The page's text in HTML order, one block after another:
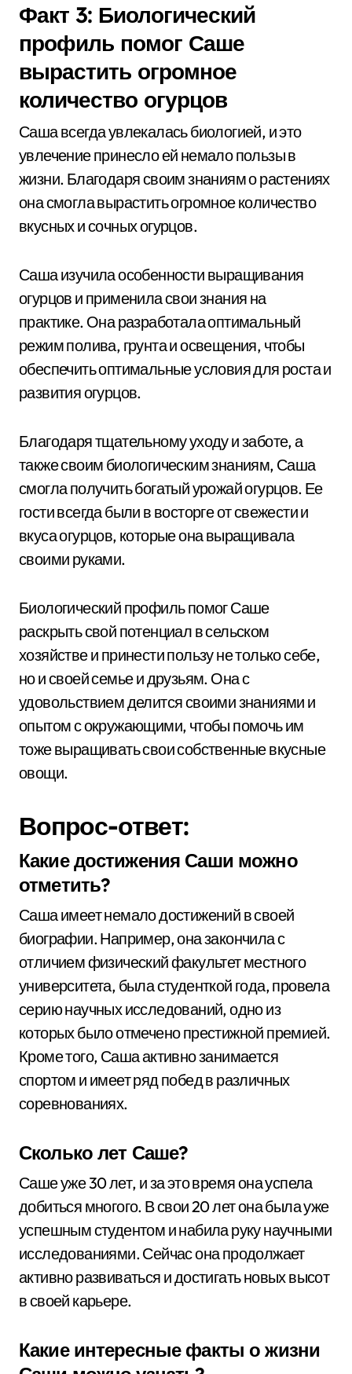
Факт 3: Биологический
профиль помог Саше
вырастить огромное
количество огурцов
Саша всегда увлекалась биологией, и это
увлечение принесло ей немало пользы в
жизни. Благодаря своим знаниям о растениях
она смогла вырастить огромное количество
вкусных и сочных огурцов.
Саша изучила особенности выращивания
огурцов и применила свои знания на
практике. Она разработала оптимальный
режим полива, грунта и освещения, чтобы
обеспечить оптимальные условия для роста и
развития огурцов.
Благодаря тщательному уходу и заботе, а
также своим биологическим знаниям, Саша
смогла получить богатый урожай огурцов. Ее
гости всегда были в восторге от свежести и
вкуса огурцов, которые она выращивала
своими руками.
Биологический профиль помог Саше
раскрыть свой потенциал в сельском
хозяйстве и принести пользу не только себе,
но и своей семье и друзьям. Она с
удовольствием делится своими знаниями и
опытом с окружающими, чтобы помочь им
тоже выращивать свои собственные вкусные
овощи.
Вопрос-ответ:
Какие достижения Саши можно
отметить?
Саша имеет немало достижений в своей
биографии. Например, она закончила с
отличием физический факультет местного
университета, была студенткой года, провела
серию научных исследований, одно из
которых было отмечено престижной премией.
Кроме того, Саша активно занимается
спортом и имеет ряд побед в различных
соревнованиях.
Сколько лет Саше?
Саше уже 30 лет, и за это время она успела
добиться многого. В свои 20 лет она была уже
успешным студентом и набила руку научными
исследованиями. Сейчас она продолжает
активно развиваться и достигать новых высот
в своей карьере.
Какие интересные факты о жизни